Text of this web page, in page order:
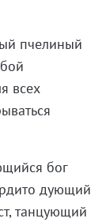
пчелиный
всех
бог
дующий
танцующий